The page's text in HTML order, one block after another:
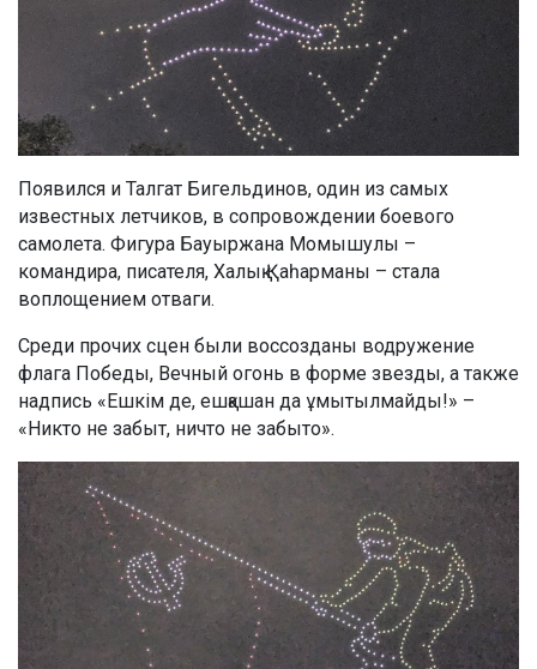
Появился и Талгат Бигельдинов, один из самых
известных летчиков, в сопровождении боевого
самолета. Фигура Бауыржана Момышулы –
командира, писателя, Халық Қаһарманы – стала
воплощением отваги.
Среди прочих сцен были воссозданы водружение
флага Победы, Вечный огонь в форме звезды, а также
надпись «Ешкім де, ешқашан да ұмытылмайды!» –
«Никто не забыт, ничто не забыто».